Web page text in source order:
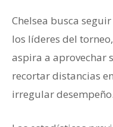
Chelsea busca
los líderes del
aspira a aprovechar
recortar distancias
irregular desempeño.